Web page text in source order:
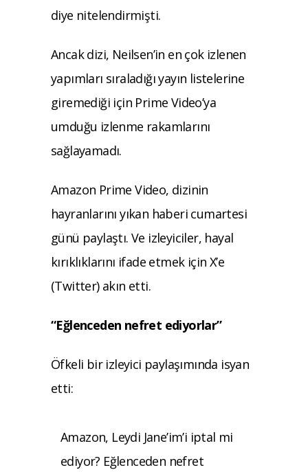
diye nitelendirmişti.
Ancak dizi, Neilsen’in en çok izlenen
yapımları sıraladığı yayın listelerine
giremediği için Prime Video’ya
umduğu izlenme rakamlarını
sağlayamadı.
Amazon Prime Video, dizinin
hayranlarını yıkan haberi cumartesi
günü paylaştı. Ve izleyiciler, hayal
kırıklıklarını ifade etmek için X’e
(Twitter) akın etti.
“Eğlenceden nefret ediyorlar”
Öfkeli bir izleyici paylaşımında isyan
etti:
Amazon, Leydi Jane’im’i iptal mi
ediyor? Eğlenceden nefret